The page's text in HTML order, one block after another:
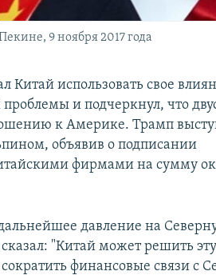
9 ноября 2017 года
использовать свое
и подчеркнул, что
к Америке. Трамп
объявив о подписании
фирмами на сумму
давление на
"Китай может решить
финансовые связи с